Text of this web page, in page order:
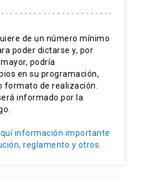
de un número mínimo
poder dictarse y, por
podría
en su programación,
formato de realización.
informado por la
información importante
reglamento y otros.